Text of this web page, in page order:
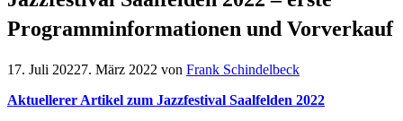
Programminformationen und Vorverkauf
17. Juli 20227. März 2022 von Frank Schindelbeck
Aktuellerer Artikel zum Jazzfestival Saalfelden 2022